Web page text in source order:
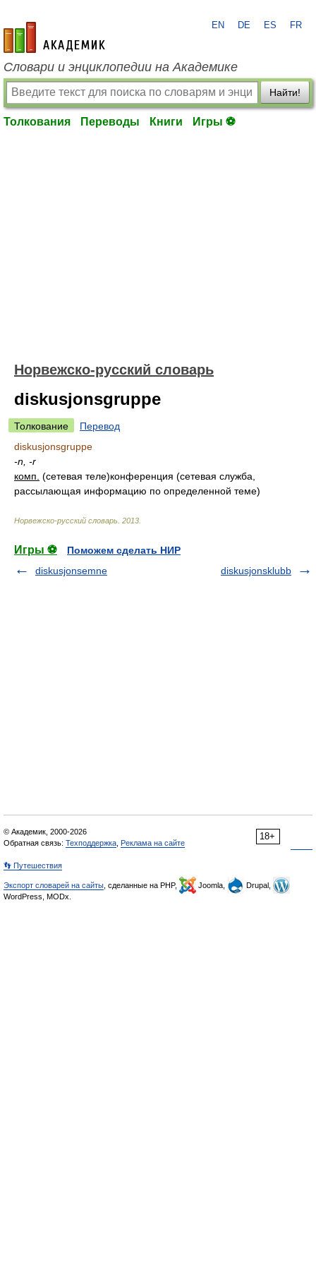
academic.ru
EN DE ES FR
Словари и энциклопедии на Академике
Найти!
Толкования Переводы Книги Игры ⚽
Норвежско-русский словарь
diskusjonsgruppe
Толкование
Перевод
diskusjonsgruppe
-n, -r
комп. (сетевая теле)конференция (сетевая служба,
рассылающая информацию по определенной теме)
Норвежско-русский словарь 2013
Игры ⚽
Поможем сделать НИР
diskusjonsemne
diskusjonsklubb
18+
© Академик, 2000-2026
Обратная связь: Техподдержка Реклама на сайте
👣 Путешествия
Экспорт словарей на сайты , сделанные на PHP, Joomla,
Drupal,
WordPress, MODx.